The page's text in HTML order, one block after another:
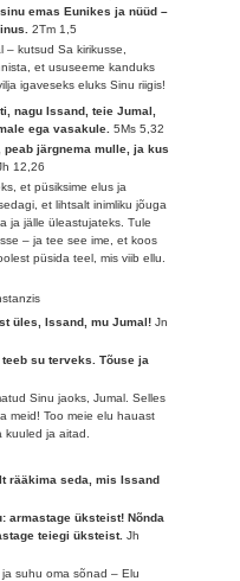
emas Eunikes ja nüüd –
2Tm 1,5
kutsud Sa kirikusse,
et ususeeme kanduks
igaveseks eluks Sinu riigis!
nagu Issand, teie Jumal,
ega vasakule.5Ms 5,32
järgnema mulle, ja kus
12,26
et püsiksime elus ja
et lihtsalt inimliku jõuga
ja jälle üleastujateks. Tule
– ja tee see ime, et koos
püsida teel, mis viib ellu.
üles, Issand, mu Jumal!Jn
su terveks. Tõuse ja
Sinu jaoks, Jumal. Selles
meid! Too meie elu hauast
ja aitad.
rääkima seda, mis Issand
armastage üksteist! Nõnda
teiegi üksteist.Jh
suhu oma sõnad – Elu